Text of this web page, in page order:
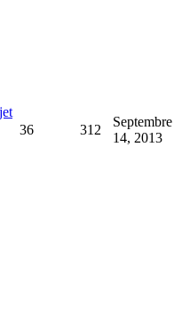
36 312
Septembre
14, 2013